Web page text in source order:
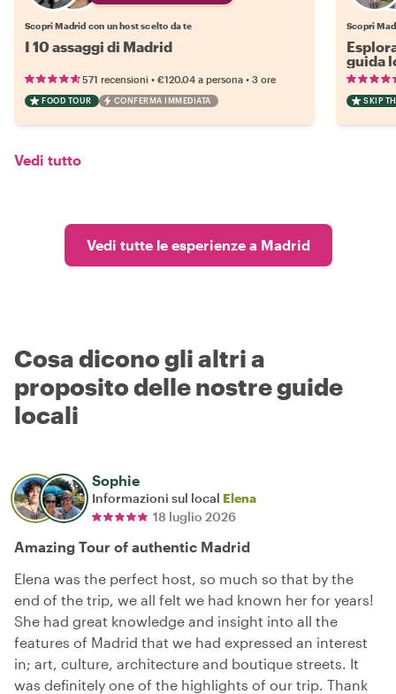
Scopri Madrid con un host scelto da te
I 10 assaggi di Madrid
571 recensioni • €120.04 a persona • 3 ore
FOOD TOUR CONFERMA IMMEDIATA
Scopri
guida
SKIP
Vedi tutto
Vedi tutte le esperienze a Madrid
Cosa dicono gli altri a
proposito delle nostre guide
locali
Sophie
Informazioni sul local Elena
18 luglio 2026
Amazing Tour of authentic Madrid
Elena was the perfect host, so much so that by the
end of the trip, we all felt we had known her for years!
She had great knowledge and insight into all the
features of Madrid that we had expressed an interest
in; art, culture, architecture and boutique streets. It
was definitely one of the highlights of our trip. Thank